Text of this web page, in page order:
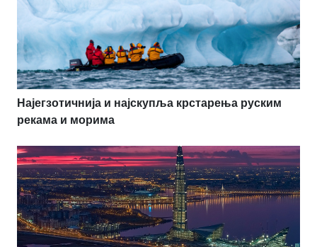
Најегзотичнија и најскупља крстарења руским
рекама и морима